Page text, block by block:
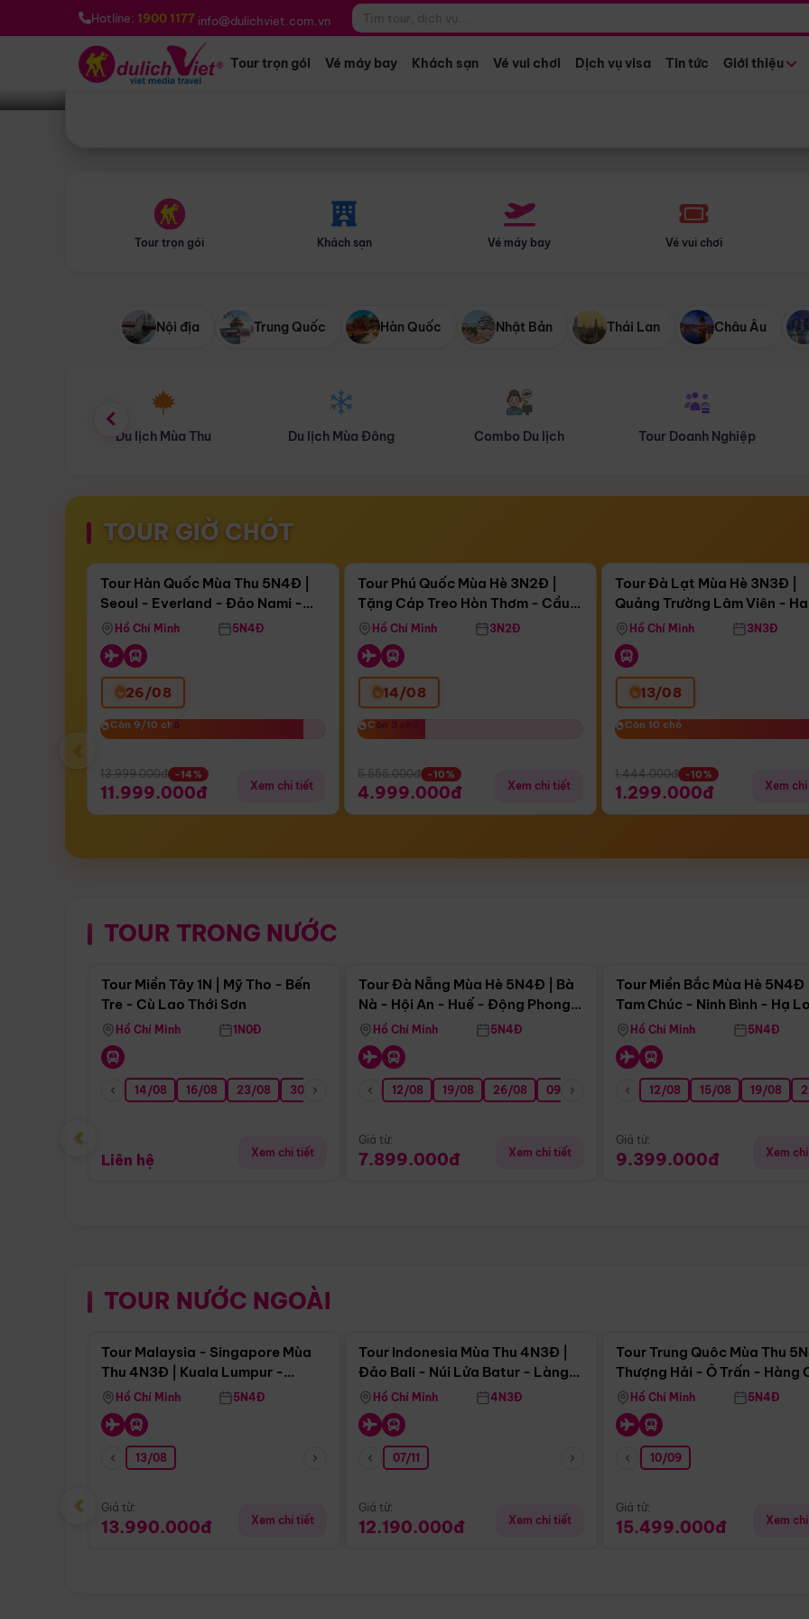
Hotline: 1900 1177 info@dulichviet.com.vn
Tour trọn gói Vé máy bay Khách sạn Vé vui chơi Dịch vụ visa Tin tức Giới thiệu
Bạn muốn đi đâu? *
Tour trọn gói Khách sạn Vé máy bay Vé vui chơi
Nội địa Trung Quốc Hàn Quốc Nhật Bản Thái Lan Châu Âu
Du lịch Mùa Đông Combo Du lịch Tour Doanh Nghiệp Du lịch Hành Hương
TOUR GIỜ CHÓT
Còn17 ngày 16:21:24
Bay Sun Phuquoc Airways
Điểm nổi bật
Tour Hàn Quốc Mùa Thu 5N4Đ |
Seoul - Everland - Đảo Nami -
Tháp Namsan (Bay Sun Phuquoc
Airways)
Hồ Chí Minh 5N4Đ
26/08
Còn 9/10 chỗ
Còn 9/10 chỗ
13.999.000đ -14%
11.999.000đ Xem chi tiết
Còn05 ngày 16:21:24
Tặng Cáp Treo Hòn Thơm
Tour Phú Quốc Mùa Hè 3N2Đ |
Tặng Cáp Treo Hòn Thơm - Cầu
Hôn - Công Viên Nước Aquatopia
Hồ Chí Minh 3N2Đ
14/08
Còn 3 chỗ
Còn 3 chỗ
5.555.000đ -10%
4.999.000đ Xem chi tiết
Còn04 ngày 16:21:24
Tour Đà Lạt Mùa Hè 3N3Đ |
Quảng Trường Lâm Viên -
Hill - Puppy Farm
Hồ Chí Minh 3N3Đ
13/08
Còn 10 chỗ
Còn 10 chỗ
1.444.000đ -10%
1.299.000đ Xem
‹
TOUR TRONG NƯỚC
Điểm nổi bật
Tour Miền Tây 1N | Mỹ Tho - Bến
Tre - Cù Lao Thới Sơn
Hồ Chí Minh 1N0Đ
14/08 16/08 23/08 30/08 06/09 13/09 20/09 27/09
Liên hệ Xem chi tiết
Tour Đà Nẵng Mùa Hè 5N4Đ | Bà
Nà - Hội An - Huế - Động Phong
NhaHồ Chí Minh 5N4Đ
12/08 19/08 26/08 09/09 16/09 23/09 30/09 07/10
Giá từ:
7.899.000đ Xem chi tiết
Tour Miền Bắc Mùa Hè 5N4Đ |
Tam Chúc - Ninh Bình - Hạ
Hồ Chí Minh 5N4Đ
12/08 15/08 19/08
Giá từ:
9.399.000đ Xem
‹
TOUR NƯỚC NGOÀI
Điểm nổi bật
Tour Malaysia - Singapore Mùa
Thu 4N3Đ | Kuala Lumpur -
Malacca - Johor Baru -
Singapore
Hồ Chí Minh 5N4Đ
13/08
Giá từ:
13.990.000đ Xem chi tiết
Tour Indonesia Mùa Thu 4N3Đ |
Đảo Bali - Núi Lửa Batur - Làng
Penglipuran
Hồ Chí Minh 4N3Đ
07/11
Giá từ:
12.190.000đ Xem chi tiết
Tour Trung Quôc Mùa Thu
Thượng Hải - Ô Trấn - Hàng
(Tour Không Shopping)
Hồ Chí Minh 5N4Đ
10/09
Giá từ:
15.499.000đ Xem
‹